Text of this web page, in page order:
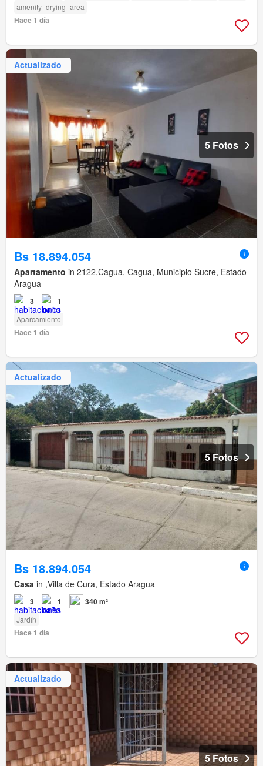
amenity_drying_area
Hace 1 día
Actualizado
5 Fotos
Bs 18.894.054
Apartamento in 2122,Cagua, Cagua, Municipio Sucre, Estado
Aragua
3 1
Aparcamiento
Hace 1 día
Actualizado
5 Fotos
Bs 18.894.054
Casa in ,Villa de Cura, Estado Aragua
3 1 340 m²
Jardín
Hace 1 día
Actualizado
5 Fotos